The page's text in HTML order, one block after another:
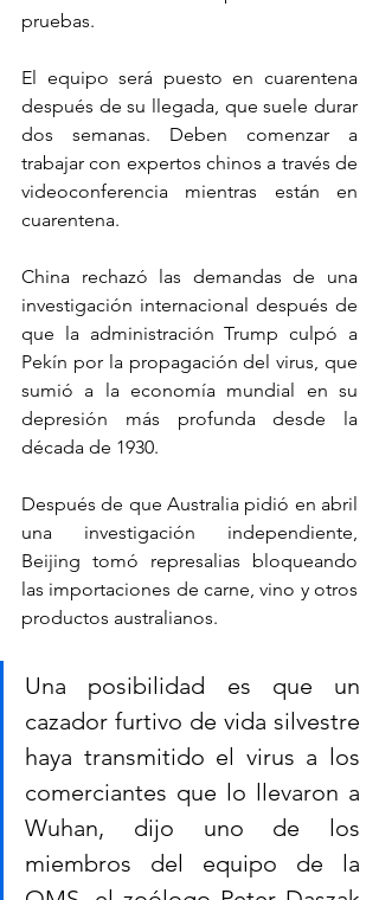
pruebas.
El equipo será puesto en cuarentena
después de su llegada, que suele durar
dos semanas. Deben comenzar a
trabajar con expertos chinos a través de
videoconferencia mientras están en
cuarentena.
China rechazó las demandas de una
investigación internacional después de
que la administración Trump culpó a
Pekín por la propagación del virus, que
sumió a la economía mundial en su
depresión más profunda desde la
década de 1930.
Después de que Australia pidió en abril
una investigación independiente,
Beijing tomó represalias bloqueando
las importaciones de carne, vino y otros
productos australianos.
Una posibilidad es que un
cazador furtivo de vida silvestre
haya transmitido el virus a los
comerciantes que lo llevaron a
Wuhan, dijo uno de los
miembros del equipo de la